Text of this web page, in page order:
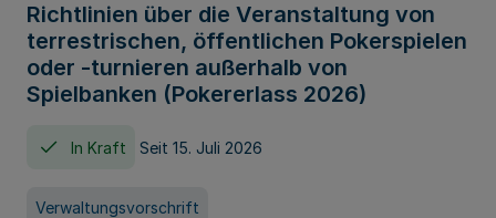
Richtlinien über die Veranstaltung von
terrestrischen, öffentlichen Pokerspielen
oder -turnieren außerhalb von
Spielbanken (Pokererlass 2026)
In Kraft Seit 15. Juli 2026
Verwaltungsvorschrift